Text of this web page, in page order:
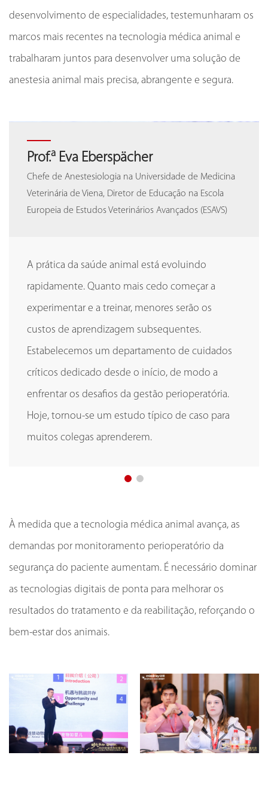
desenvolvimento de especialidades, testemunharam os
marcos mais recentes na tecnologia médica animal e
trabalharam juntos para desenvolver uma solução de
anestesia animal mais precisa, abrangente e segura.
Zhang Lei
Co-fundador do Quanxinquanyi Animal Hospital
Group, Diretor do Centro de Referral do
Quanxinquanyi Animal Hospital
A introdução de novas tecnologias de anestesia
pode acarretar altos custos iniciais, tal como
aquisição de equipamentos e medicamentos.
Optamos por colaborar com a Mindray Animal
Medical, de modo a garantir os serviços médicos
de alta qualidade através de investimentos mais
sustentáveis.
Prof.a Eva Eberspächer
Chefe de Anestesiologia na Universidade de Medicina
Veterinária de Viena, Diretor de Educação na Escola
Europeia de Estudos Veterinários Avançados (ESAVS)
A prática da saúde animal está evoluindo
rapidamente. Quanto mais cedo começar a
experimentar e a treinar, menores serão os
custos de aprendizagem subsequentes.
Estabelecemos um departamento de cuidados
críticos dedicado desde o início, de modo a
enfrentar os desafios da gestão perioperatória.
Hoje, tornou-se um estudo típico de caso para
muitos colegas aprenderem.
Zhang Lei
Co-fundador do Quanxinquanyi Animal Hospital
Group, Diretor do Centro de Referral do
Quanxinquanyi Animal Hospital
A introdução de novas tecnologias de anestesia
pode acarretar altos custos iniciais, tal como
aquisição de equipamentos e medicamentos.
Optamos por colaborar com a Mindray Animal
Medical, de modo a garantir os serviços médicos
de alta qualidade através de investimentos mais
sustentáveis.
Prof.a Eva Eberspächer
Chefe de Anestesiologia na Universidade de Medicina
Veterinária de Viena, Diretor de Educação na Escola
Europeia de Estudos Veterinários Avançados (ESAVS)
A prática da saúde animal está evoluindo
rapidamente. Quanto mais cedo começar a
experimentar e a treinar, menores serão os
custos de aprendizagem subsequentes.
Estabelecemos um departamento de cuidados
críticos dedicado desde o início, de modo a
enfrentar os desafios da gestão perioperatória.
Hoje, tornou-se um estudo típico de caso para
muitos colegas aprenderem.
À medida que a tecnologia médica animal avança, as
demandas por monitoramento perioperatório da
segurança do paciente aumentam. É necessário dominar
as tecnologias digitais de ponta para melhorar os
resultados do tratamento e da reabilitação, reforçando o
bem-estar dos animais.